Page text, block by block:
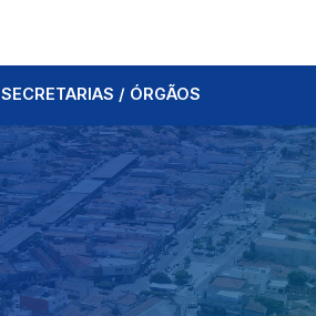
SECRETARIAS / ÓRGÃOS